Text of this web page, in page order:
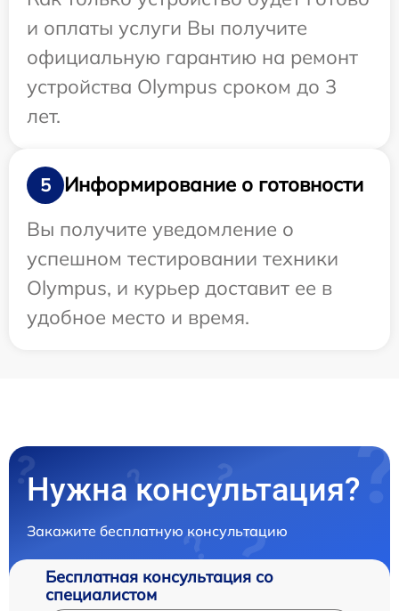
и оплаты услуги Вы получите
официальную гарантию на ремонт
устройства Olympus сроком до 3
лет.
5
Информирование о готовности
Вы получите уведомление о
успешном тестировании техники
Olympus, и курьер доставит ее в
удобное место и время.
Нужна консультация?
Закажите бесплатную консультацию
Бесплатная консультация со
специалистом